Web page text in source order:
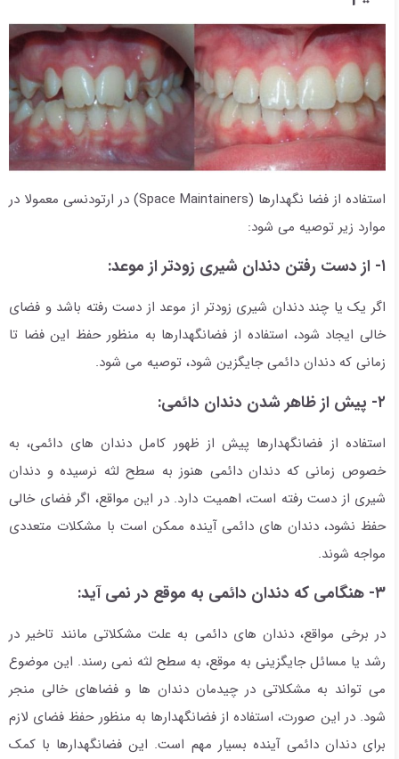
استفاده از فضا نگهدارها (Space Maintainers) در ارتودنسی معمولا در
موارد زیر توصیه می شود:
۱- از دست رفتن دندان شیری زودتر از موعد:
اگر یک یا چند دندان شیری زودتر از موعد از دست رفته باشد و فضای
خالی ایجاد شود، استفاده از فضانگهدارها به منظور حفظ این فضا تا
زمانی که دندان دائمی جایگزین شود، توصیه می شود.
۲- پیش از ظاهر شدن دندان دائمی:
استفاده از فضانگهدارها پیش از ظهور کامل دندان های دائمی، به
خصوص زمانی که دندان دائمی هنوز به سطح لثه نرسیده و دندان
شیری از دست رفته است، اهمیت دارد. در این مواقع، اگر فضای خالی
حفظ نشود، دندان های دائمی آینده ممکن است با مشکلات متعددی
مواجه شوند.
۳- هنگامی که دندان دائمی به موقع در نمی آید:
در برخی مواقع، دندان های دائمی به علت مشکلاتی مانند تاخیر در
رشد یا مسائل جایگزینی به موقع، به سطح لثه نمی رسند. این موضوع
می تواند به مشکلاتی در چیدمان دندان ها و فضاهای خالی منجر
شود. در این صورت، استفاده از فضانگهدارها به منظور حفظ فضای لازم
برای دندان دائمی آینده بسیار مهم است. این فضانگهدارها با کمک